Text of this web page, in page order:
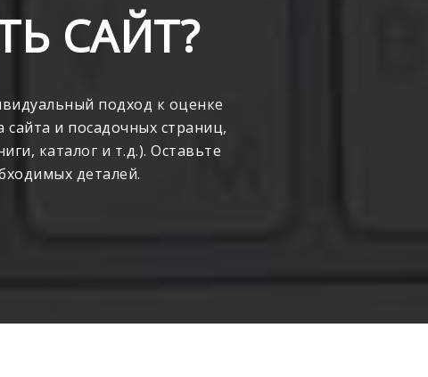
САЙТ?
подход к оценке
сайта и посадочных страниц,
каталог и т.д.). Оставьте
деталей.